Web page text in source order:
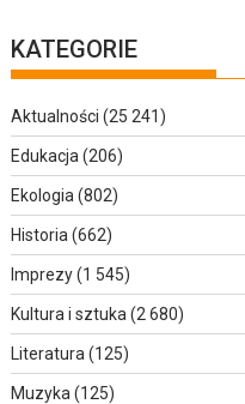
KATEGORIE
Aktualności (25 241)
Edukacja (206)
Ekologia (802)
Historia (662)
Imprezy(1 545)
Kultura i sztuka (2 680)
Literatura (125)
Muzyka (125)